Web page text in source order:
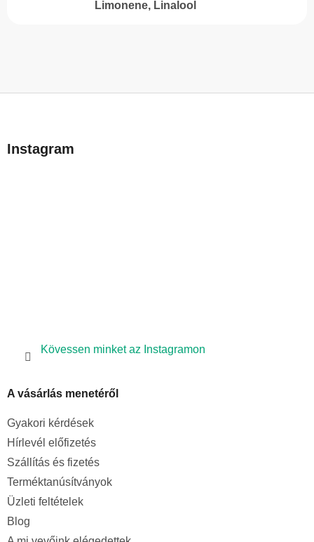
Limonene, Linalool
Instagram
Kövessen minket az Instagramon
A vásárlás menetéről
Gyakori kérdések
Hírlevél előfizetés
Szállítás és fizetés
Terméktanúsítványok
Üzleti feltételek
Blog